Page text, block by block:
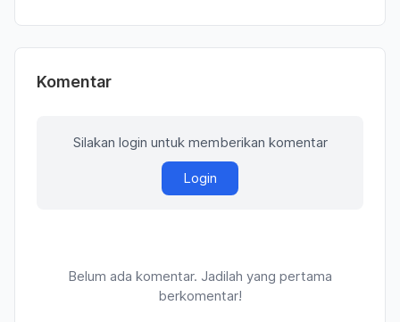
Komentar
Silakan login untuk memberikan komentar
Login
Belum ada komentar. Jadilah yang pertama
berkomentar!